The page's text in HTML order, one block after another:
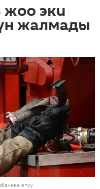
жоо эки
жалмады
өтүү